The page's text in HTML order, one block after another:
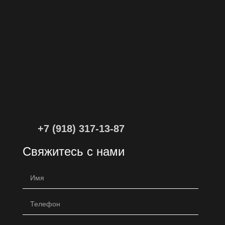
+7 (918) 317-13-87
Свяжитесь с нами